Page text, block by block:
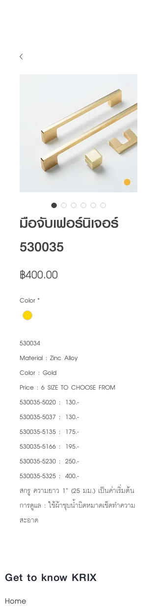
มือจับเฟอร์นิเจอร์
530035
฿400.00
Color*
530034
Material : Zinc Alloy
Color : Gold
Price : 6 SIZE TO CHOOSE FROM
530035-5020 : 130.-
530035-5037 : 130.-
530035-5135 : 175.-
530035-5166 : 195.-
530035-5230 : 250.-
530035-5325 : 400.-
สกรู ความยาว 1” (25 มม.) เป็นค่าเริ่มต้น
การดูแล : ใช้ผ้าชุบน้ำบิดหมาดเช็ดทำความ
สะอาด
Get to know KRIX
Home